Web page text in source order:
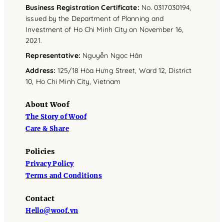
Business Registration Certificate: No. 0317030194,
issued by the Department of Planning and
Investment of Ho Chi Minh City on November 16,
2021.
Representative: Nguyễn Ngọc Hân
Address: 125/18 Hòa Hưng Street, Ward 12, District
10, Ho Chi Minh City, Vietnam
About Woof
The Story of Woof
Care & Share
Policies
Privacy Policy
Terms and Conditions
Contact
Hello@woof.vn